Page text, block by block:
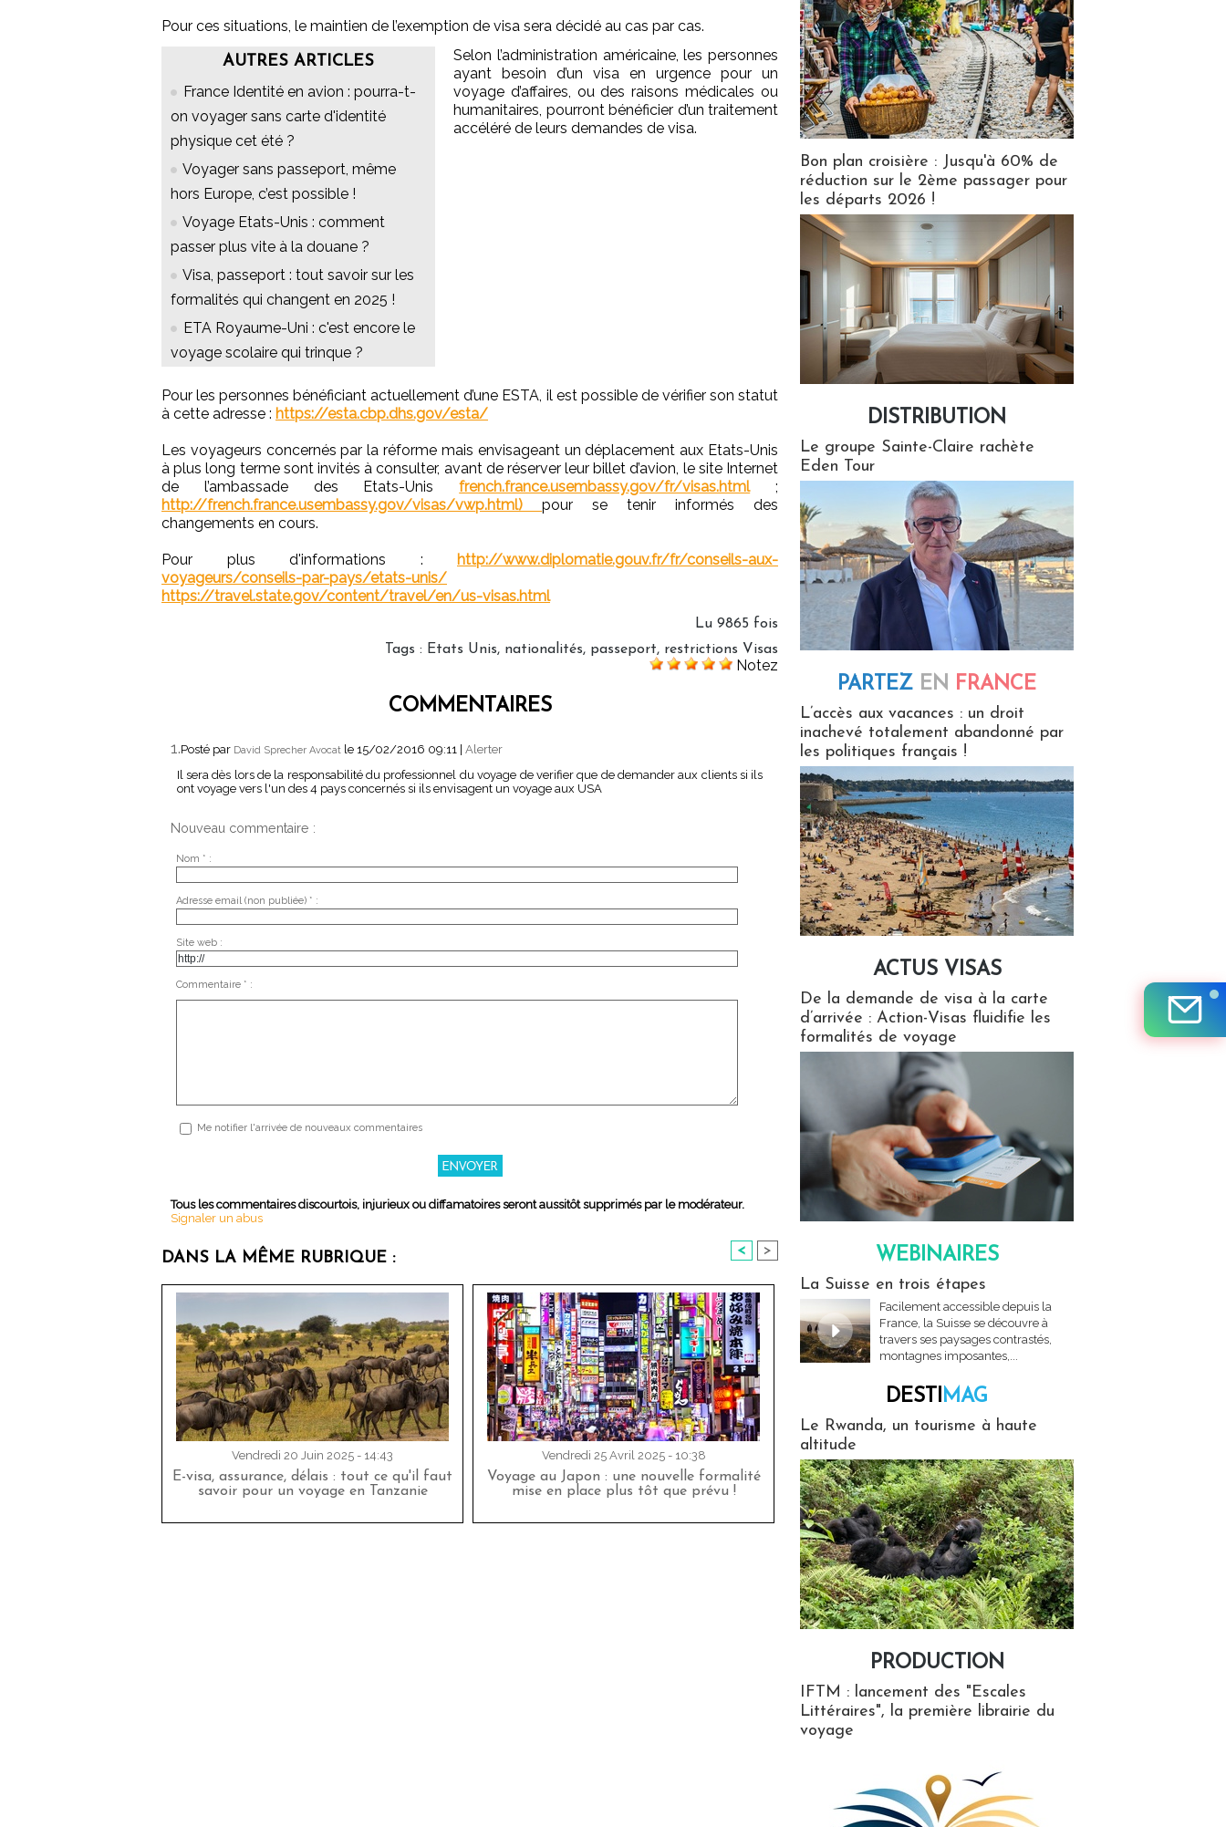
Pour ces situations, le maintien de l’exemption de visa sera décidé au cas par cas.
AUTRES ARTICLES
France Identité en avion : pourra-t-
on voyager sans carte d'identité
physique cet été ?
Voyager sans passeport, même
hors Europe, c’est possible !
Voyage Etats-Unis : comment
passer plus vite à la douane ?
Visa, passeport : tout savoir sur les
formalités qui changent en 2025 !
ETA Royaume-Uni : c'est encore le
voyage scolaire qui trinque ?
Selon l’administration américaine, les personnes
ayant besoin d’un visa en urgence pour un
voyage d’affaires, ou des raisons médicales ou
humanitaires, pourront bénéficier d’un traitement
accéléré de leurs demandes de visa.
Pour les personnes bénéficiant actuellement d’une ESTA, il est possible de vérifier son statut
à cette adresse : https://esta.cbp.dhs.gov/esta/
Les voyageurs concernés par la réforme mais envisageant un déplacement aux Etats-Unis
à plus long terme sont invités à consulter, avant de réserver leur billet d’avion, le site Internet
de l’ambassade des Etats-Unisfrench.france.usembassy.gov/fr/visas.html;
http://french.france.usembassy.gov/visas/vwp.html) pour se tenir informés des
changements en cours.
Pour plus d'informations : http://www.diplomatie.gouv.fr/fr/conseils-aux-
voyageurs/conseils-par-pays/etats-unis/
https://travel.state.gov/content/travel/en/us-visas.html
Lu 9865 fois
Tags : Etats Unis, nationalités, passeport, restrictions Visas
Notez
COMMENTAIRES
1.Posté par David Sprecher Avocat le 15/02/2016 09:11 Alerter
Il sera dès lors de la responsabilité du professionnel du voyage de verifier que de demander aux clients si ils
ont voyage vers l'un des 4 pays concernés si ils envisagent un voyage aux USA
Nouveau commentaire :
Nom * :
Adresse email (non publiée) * :
Site web :
Commentaire * :
Me notifier l'arrivée de nouveaux commentaires
Tous les commentaires discourtois, injurieux ou diffamatoires seront aussitôt supprimés par le modérateur.
Signaler un abus
DANS LA MÊME RUBRIQUE : < >
Vendredi 20 Juin 2025 - 14:43
E-visa, assurance, délais : tout ce qu'il faut
savoir pour un voyage en Tanzanie
Vendredi 25 Avril 2025 - 10:38
Voyage au Japon : une nouvelle formalité
mise en place plus tôt que prévu !
Bon plan croisière : Jusqu'à 60% de
réduction sur le 2ème passager pour
les départs 2026 !
DISTRIBUTION
Le groupe Sainte-Claire rachète
Eden Tour
PARTEZ EN FRANCE
L’accès aux vacances : un droit
inachevé totalement abandonné par
les politiques français !
ACTUS VISAS
De la demande de visa à la carte
d’arrivée : Action-Visas fluidifie les
formalités de voyage
WEBINAIRES
La Suisse en trois étapes
Facilement accessible depuis la
France, la Suisse se découvre à
travers ses paysages contrastés,
montagnes imposantes,...
DESTIMAG
Le Rwanda, un tourisme à haute
altitude
PRODUCTION
IFTM : lancement des "Escales
Littéraires", la première librairie du
voyage